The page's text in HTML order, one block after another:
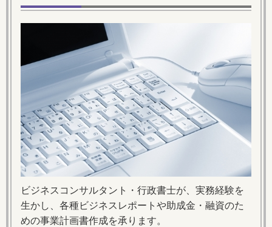
ビジネスコンサルタント・行政書士が、実務経験を
生かし、各種ビジネスレポートや助成金・融資のた
めの事業計画書作成を承ります。